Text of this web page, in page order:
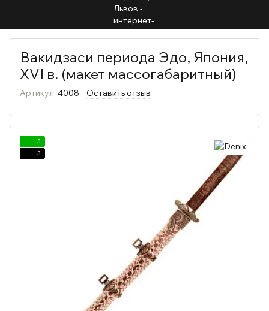
Вакидзаси периода Эдо, Япония,
XVI в. (макет массогабаритный)
Артикул: 4008 Оставить отзыв
3
3